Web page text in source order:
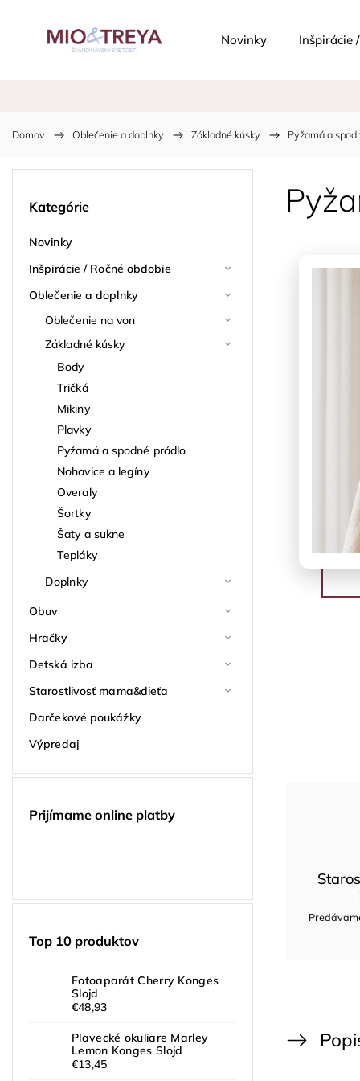
Novinky Inšpirácie
Domov / Oblečenie a doplnky / Základné kúsky / Pyžamá a
Kategórie
Novinky
Inšpirácie / Ročné obdobie
Oblečenie a doplnky
Oblečenie na von
Základné kúsky
Body
Tričká
Mikiny
Plavky
Pyžamá a spodné prádlo
Nohavice a legíny
Overaly
Šortky
Šaty a sukne
Tepláky
Doplnky
Obuv
Hračky
Detská izba
Starostlivosť mama&dieťa
Darčekové poukážky
Výpredaj
Prijímame online platby
Top 10 produktov
Fotoaparát Cherry Konges
Slojd
€48,93
Plavecké okuliare Marley
Lemon Konges Slojd
€13,45